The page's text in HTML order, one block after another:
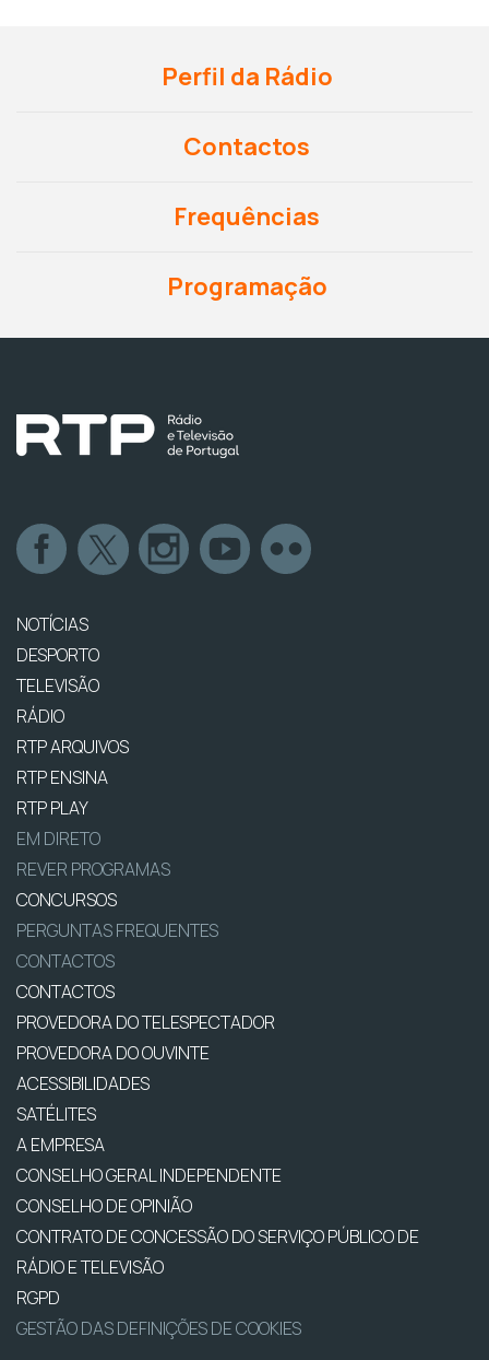
Perfil da Rádio
Contactos
Frequências
Programação
NOTÍCIAS
DESPORTO
TELEVISÃO
RÁDIO
RTP ARQUIVOS
RTP ENSINA
RTP PLAY
EM DIRETO
REVER PROGRAMAS
CONCURSOS
PERGUNTAS FREQUENTES
CONTACTOS
CONTACTOS
PROVEDORA DO TELESPECTADOR
PROVEDORA DO OUVINTE
ACESSIBILIDADES
SATÉLITES
A EMPRESA
CONSELHO GERAL INDEPENDENTE
CONSELHO DE OPINIÃO
CONTRATO DE CONCESSÃO DO SERVIÇO PÚBLICO DE
RÁDIO E TELEVISÃO
RGPD
GESTÃO DAS DEFINIÇÕES DE COOKIES